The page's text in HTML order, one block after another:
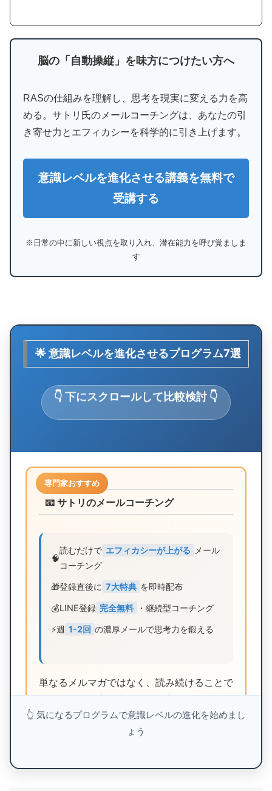
脳の「自動操縦」を味方につけたい方へ
RASの仕組みを理解し、思考を現実に変える力を高
める。サトリ氏のメールコーチングは、あなたの引
き寄せ力とエフィカシーを科学的に引き上げます。
意識レベルを進化させる講義を無料で
受講する
※日常の中に新しい視点を取り入れ、潜在能力を呼び覚ましま
す
🌟 意識レベルを進化させるプログラム7選
👇 下にスクロールして比較検討 👇
📧 サトリのメールコーチング
専門家おすすめ
🧠
読むだけで エフィカシーが上がる
メール
コーチング
🎁登録直後に 7大特典 を即時配布
💰LINE登録 完全無料 ・継続型コーチング
⚡週 1-2回 の濃厚メールで思考力を鍛える
単なるメルマガではなく、読み続けることで
思考力・引き寄せ力・運気が高まるメールコ
ーチング。電子書籍3冊、動画6本、音声3本
の7大特典を登録直後に受け取れます。
👆 気になるプログラムで意識レベルの進化を始めまし
ょう